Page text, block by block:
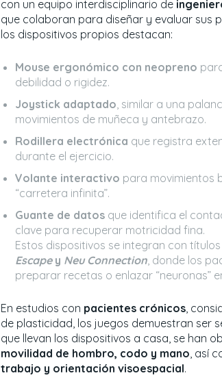
con un equipo interdisciplinario de
que colaboran para diseñar y evaluar sus
los dispositivos propios destacan:
Mouse ergonómico con neopreno
debilidad o rigidez.
Joystick adaptado , similar a una
movimientos de muñeca y antebrazo.
Rodillera electrónica que registra
durante el ejercicio.
Volante interactivo para movimientos
“carretera infinita”.
Guante de datosque identifica el
clave para recuperar motricidad fina.
Estos dispositivos se integran con
Escapey Neu Connection, donde los
preparar recetas o enlazar “neuronas”
En estudios con pacientes crónicos,
de plasticidad, los juegos demuestran ser
que llevan los dispositivos a casa, se han
movilidad de hombro, codo y mano , así
trabajo y orientación visoespacial.